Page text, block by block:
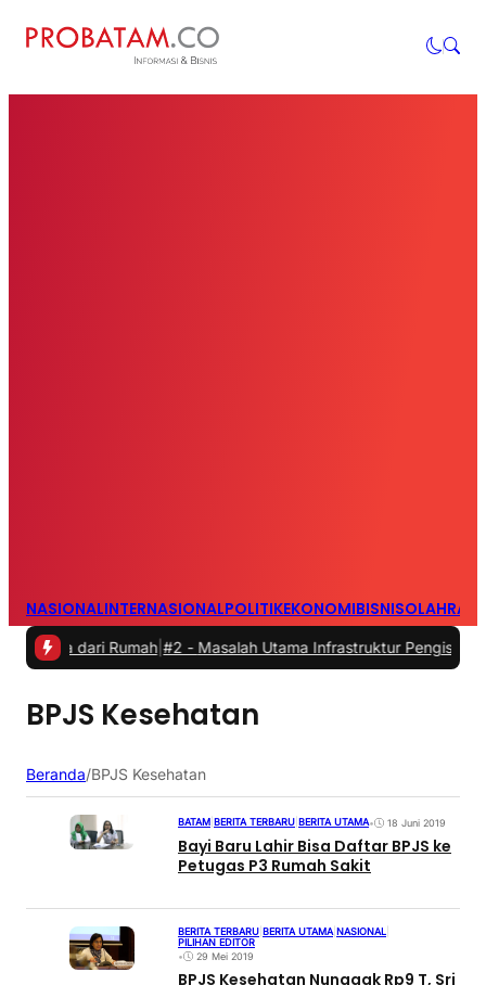
NASIONALINTERNASIONALPOLITIKEKONOMIBISNIS
dari Rumah|#2 -Masalah Utama Infrastruktur Pengisian Daya
BPJS Kesehatan
Beranda/BPJS Kesehatan
BATAM BERITA TERBARU BERITA UTAMA• 18 Juni 2019
Bayi Baru Lahir Bisa Daftar BPJS ke
Petugas P3 Rumah Sakit
BERITA TERBARU BERITA UTAMA NASIONAL
PILIHAN EDITOR
•
29 Mei 2019
BPJS Kesehatan Nunggak Rp9 T, Sri